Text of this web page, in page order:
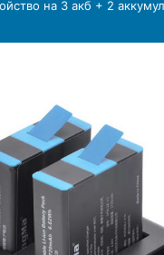
на 3 акб + 2